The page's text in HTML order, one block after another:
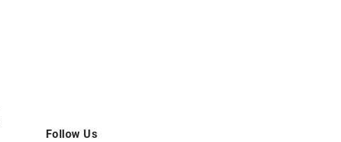
Follow Us